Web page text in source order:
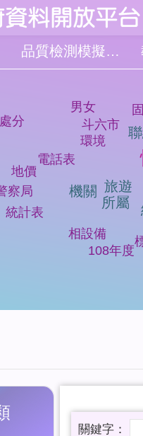
品質檢測模擬系統
旅遊
所屬
機關
環境
電話表
地價
斗六市
察局
相設備
統計表
108年度
男女
處分